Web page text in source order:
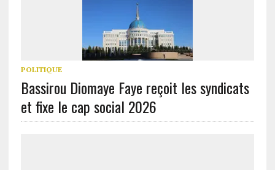
POLITIQUE
Bassirou Diomaye Faye reçoit les syndicats
et fixe le cap social 2026